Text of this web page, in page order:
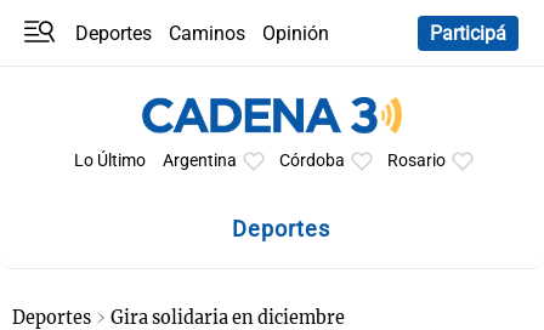
Deportes Caminos
Opinión
Participá
Lo Último Argentina Córdoba Rosario
Deportes
Deportes Gira solidaria en diciembre